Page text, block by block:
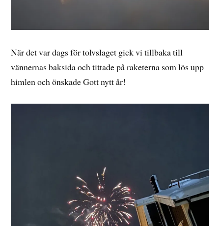
När det var dags för tolvslaget gick vi tillbaka till
vännernas baksida och tittade på raketerna som lös upp
himlen och önskade Gott nytt år!